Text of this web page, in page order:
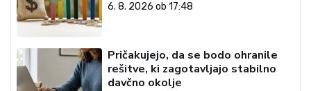
6. 8. 2026 ob 17:48
Pričakujejo, da se bodo ohranile
rešitve, ki zagotavljajo stabilno
davčno okolje